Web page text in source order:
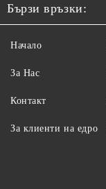
Бързи връзки:
Начало
За Нас
Контакт
За клиенти на едро